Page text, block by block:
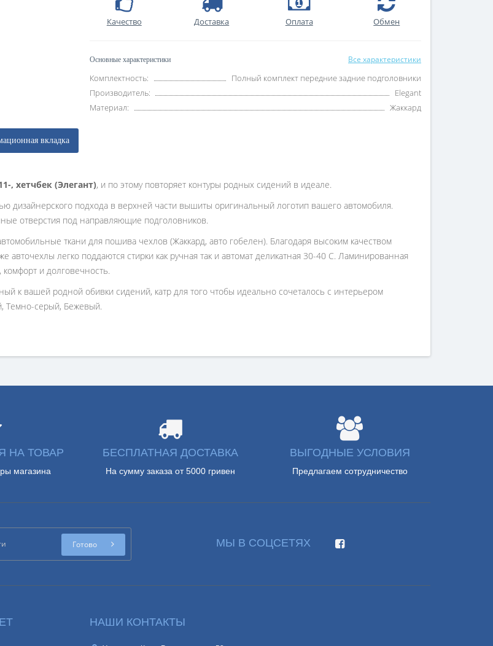
Качество Доставка Оплата Обмен
Основные характеристики Все характеристики
Комплектность:
Полный комплект передние задние подголовники
Производитель:
Elegant
Материал:
Жаккард
вкладка
, хетчбек (Элегант), и по этому повторяет контуры родных сидений в идеале.
дизайнерского подхода в верхней части вышиты оригинальный логотип вашего автомобиля.
отверстия под направляющие подголовников.
ткани для пошива чехлов (Жаккард, авто гобелен). Благодаря высоким качеством
авточехлы легко поддаются стирки как ручная так и автомат деликатная 30-40 С. Ламинированная
и долговечность.
к вашей родной обивки сидений, катр для того чтобы идеально сочеталось с интерьером
Темно-серый, Бежевый.
НА ТОВАР
магазина
БЕСПЛАТНАЯ ДОСТАВКА
На сумму заказа от 5000 гривен
ВЫГОДНЫЕ УСЛОВИЯ
Предлагаем сотрудничество
Готово МЫ В СОЦСЕТЯХ
НАШИ КОНТАКТЫ